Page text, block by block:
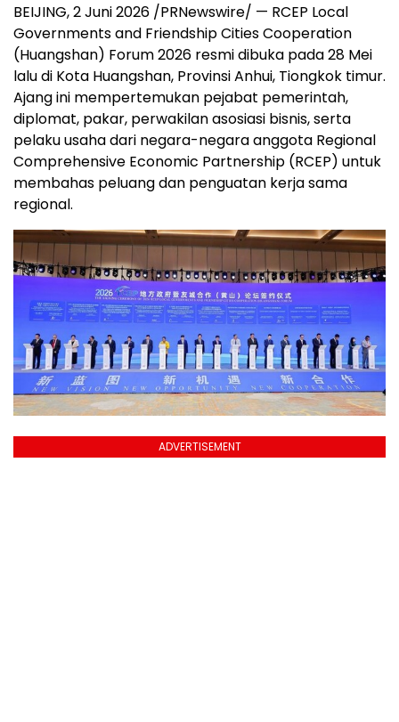
BEIJING, 2 Juni 2026 /PRNewswire/ — RCEP Local
Governments and Friendship Cities Cooperation
(Huangshan) Forum 2026 resmi dibuka pada 28 Mei
lalu di Kota Huangshan, Provinsi Anhui, Tiongkok timur.
Ajang ini mempertemukan pejabat pemerintah,
diplomat, pakar, perwakilan asosiasi bisnis, serta
pelaku usaha dari negara-negara anggota Regional
Comprehensive Economic Partnership (RCEP) untuk
membahas peluang dan penguatan kerja sama
regional.
ADVERTISEMENT